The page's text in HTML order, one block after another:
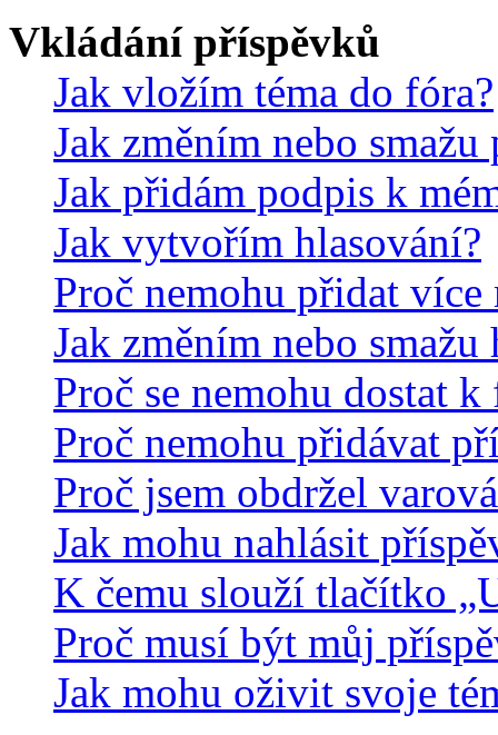
Vkládání příspěvků
Jak vložím téma do fóra?
Jak změním nebo smažu
Jak přidám podpis k
Jak vytvořím hlasování?
Proč nemohu přidat
Jak změním nebo smažu
Proč se nemohu dostat k
Proč nemohu přidávat
Proč jsem obdržel
Jak mohu nahlásit
K čemu slouží tlačítko
Proč musí být můj
Jak mohu oživit svoje